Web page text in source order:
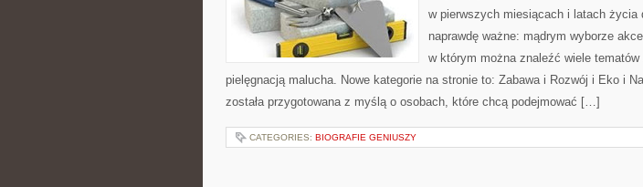
w pierwszych miesiącach i latach życia
naprawdę ważne: mądrym wyborze
w którym można znaleźć wiele
pielęgnacją malucha. Nowe kategorie na stronie to: Zabawa i Rozwój i Eko i
została przygotowana z myślą o osobach, które chcą podejmować […]
CATEGORIES: BIOGRAFIE GENIUSZY